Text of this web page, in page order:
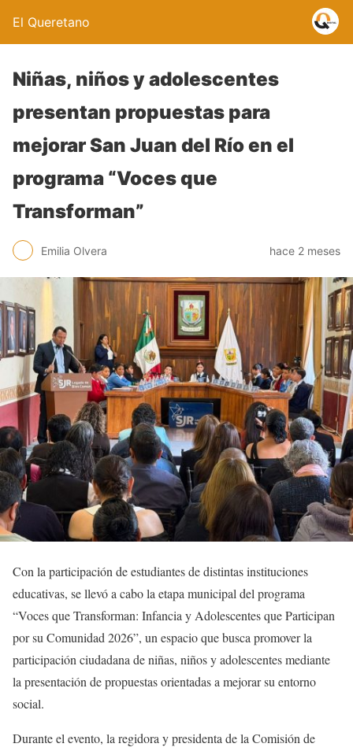
El Queretano
Niñas, niños y adolescentes
presentan propuestas para
mejorar San Juan del Río en el
programa “Voces que
Transforman”
Emilia Olvera hace 2 meses
Con la participación de estudiantes de distintas instituciones
educativas, se llevó a cabo la etapa municipal del programa
“Voces que Transforman: Infancia y Adolescentes que Participan
por su Comunidad 2026”, un espacio que busca promover la
participación ciudadana de niñas, niños y adolescentes mediante
la presentación de propuestas orientadas a mejorar su entorno
social.
Durante el evento, la regidora y presidenta de la Comisión de